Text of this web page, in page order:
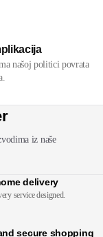
našoj politici povrata
iz naše
delivery
service designed.
secure shopping